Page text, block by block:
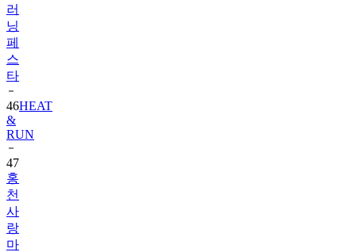
러
닝
페
스
타
46HEAT
&
RUN
47
홍
천
사
랑
마